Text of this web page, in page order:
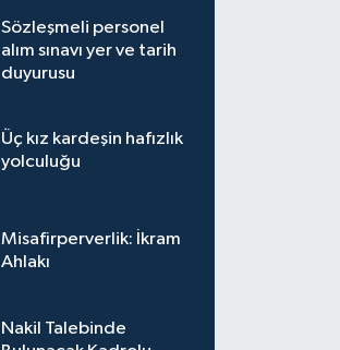
Sözleşmeli personel
alım sınavı yer ve tarih
duyurusu
Üç kız kardeşin hafızlık
yolculuğu
Misafirperverlik: İkram
Ahlakı
Nakil Talebinde